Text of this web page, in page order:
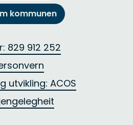
kommunen
829 912 252
utvikling: ACOS